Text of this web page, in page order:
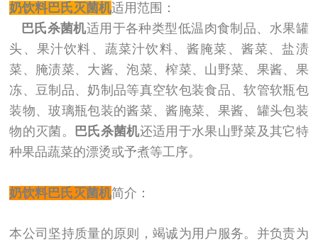
奶饮料巴氏灭菌机适用范围：
巴氏杀菌机适用于各种类型低温肉食制品、水果罐
头、果汁饮料、蔬菜汁饮料、酱腌菜、酱菜、盐渍
菜、腌渍菜、大酱、泡菜、榨菜、山野菜、果酱、果
冻、豆制品、奶制品等真空软包装食品、软管软瓶包
装物、玻璃瓶包装的酱菜、酱腌菜、果酱、罐头包装
物的灭菌。
巴氏杀菌机还适用于水果山野菜及其它特
种果品蔬菜的漂烫或予煮等工序。
奶饮料巴氏灭菌机简介：
本公司坚持质量的原则，竭诚为用户服务。并负责为